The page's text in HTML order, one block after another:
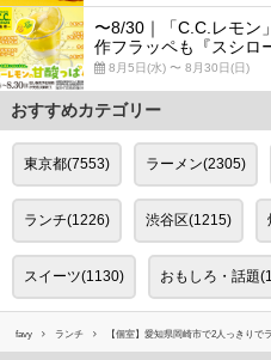
〜8/30｜「C.C.レモン
作フラッペも『スシロ
8月5日(水) 〜 8月30日(日)
おすすめカテゴリー
東京都(7553) ラーメン(2305)
ランチ(1226) 渋谷区(1215)
スイーツ(1130) おもしろ・話題
favy ランチ 【個室】愛知県岡崎市で2人っきり